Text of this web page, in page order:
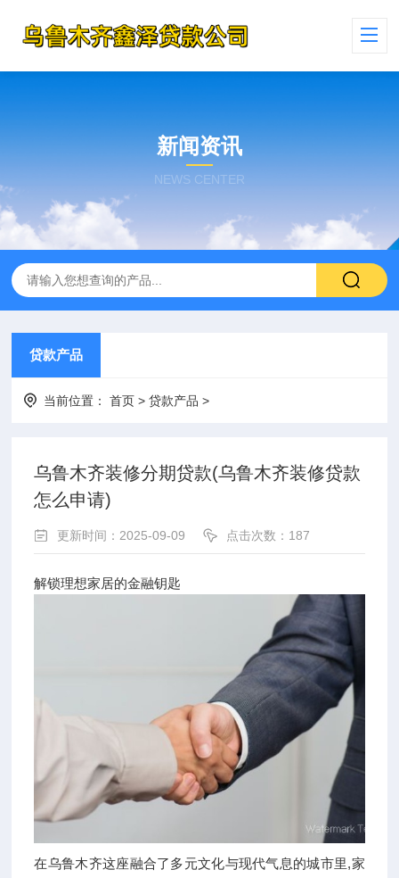
新闻资讯
NEWS CENTER
贷款产品
当前位置：首页 >贷款产品 >
乌鲁木齐装修分期贷款(乌鲁木齐装修贷款
怎么申请)
更新时间：2025-09-09 点击次数：187
解锁理想家居的金融钥匙
在乌鲁木齐这座融合了多元文化与现代气息的城市里,家